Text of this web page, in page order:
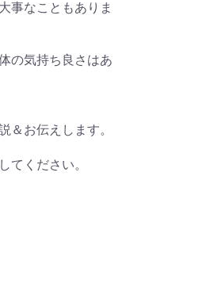
事なこともありま
の気持ち良さはあ
＆お伝えします。
てください。